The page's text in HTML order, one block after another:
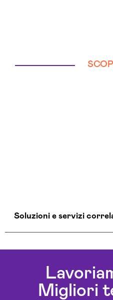
Soluzioni e servizi
Aziende Intelligenza
Consulenza Chatbot Ai
Soluzioni Blockchain
Migliori